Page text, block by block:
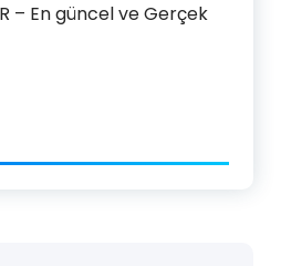
– En güncel ve Gerçek